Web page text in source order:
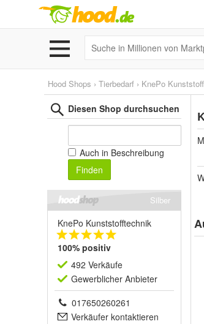
Hood Shops › Tierbedarf › KnePo
Diesen Shop durchsuchen
Auch in Beschreibung
Finden
Silber
KnePo Kunststofftechnik
100% positiv
492 Verkäufe
Gewerblicher Anbieter
017650260261
Verkäufer kontaktieren